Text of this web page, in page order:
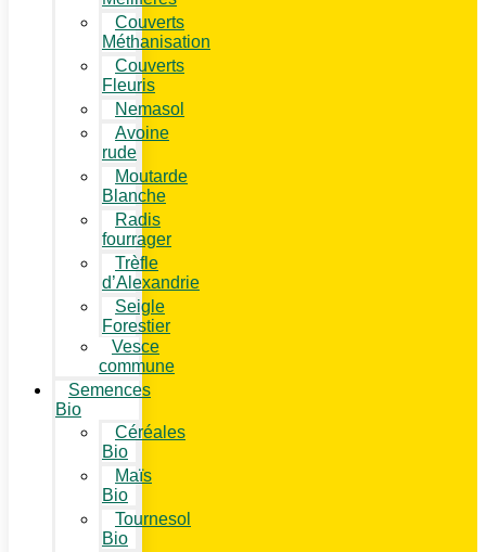
Couverts
Méthanisation
Couverts
Fleuris
Nemasol
Avoine
rude
Moutarde
Blanche
Radis
fourrager
Trèfle
d’Alexandrie
Seigle
Forestier
Vesce
commune
Semences
Bio
Céréales
Bio
Maïs
Bio
Tournesol
Bio